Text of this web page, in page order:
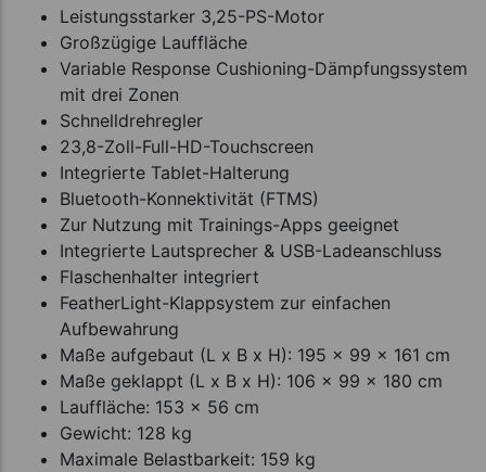
Leistungsstarker 3,25-PS-Motor
Großzügige Lauffläche
Variable Response Cushioning-Dämpfungssystem
mit drei Zonen
Schnelldrehregler
23,8-Zoll-Full-HD-Touchscreen
Integrierte Tablet-Halterung
Bluetooth-Konnektivität (FTMS)
Zur Nutzung mit Trainings-Apps geeignet
Integrierte Lautsprecher & USB-Ladeanschluss
Flaschenhalter integriert
FeatherLight-Klappsystem zur einfachen
Aufbewahrung
Maße aufgebaut (L x B x H): 195 x 99 x 161 cm
Maße geklappt (L x B x H): 106 x 99 x 180 cm
Lauffläche: 153 x 56 cm
Gewicht: 128 kg
Maximale Belastbarkeit: 159 kg